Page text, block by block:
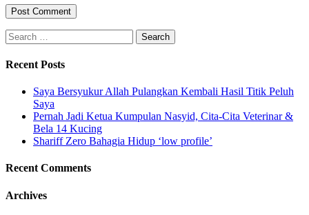
Search
for:
Recent Posts
Saya Bersyukur Allah Pulangkan Kembali Hasil Titik Peluh
Saya
Pernah Jadi Ketua Kumpulan Nasyid, Cita-Cita Veterinar &
Bela 14 Kucing
Shariff Zero Bahagia Hidup ‘low profile’
Recent Comments
Archives